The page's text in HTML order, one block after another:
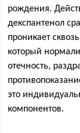
рождения.
декспантенол
проникает
который
отечность,
это
компонентов.